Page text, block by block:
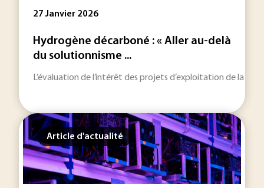
27 Janvier 2026
Hydrogène décarboné : « Aller au-delà
du solutionnisme ...
L’évaluation de l’intérêt des projets d’exploitation de la
Article d'actualité